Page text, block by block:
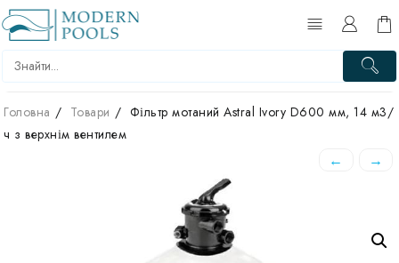
Перейти
до
вмісту
Головна Товари
Фільтр мотаний Astral Ivory D600 мм, 14 м3/
ч з верхнім вентилем
← →